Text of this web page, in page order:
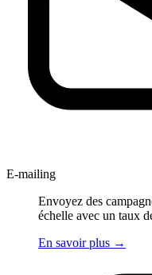
E-mailing
Envoyez des
échelle avec un taux
En savoir plus →